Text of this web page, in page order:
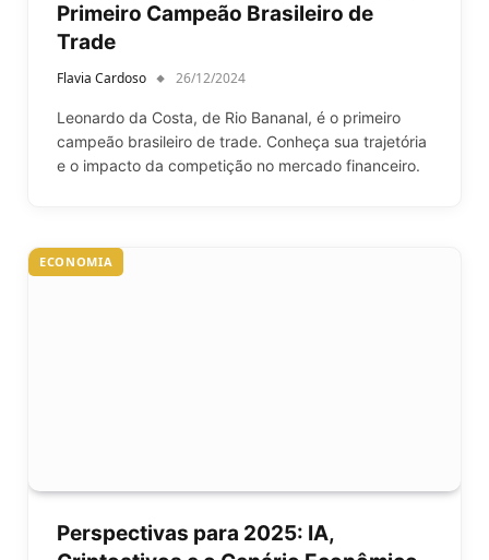
Primeiro Campeão Brasileiro de
Trade
Flavia Cardoso 26/12/2024
Leonardo da Costa, de Rio Bananal, é o primeiro
campeão brasileiro de trade. Conheça sua trajetória
e o impacto da competição no mercado financeiro.
ECONOMIA
Perspectivas para 2025: IA,